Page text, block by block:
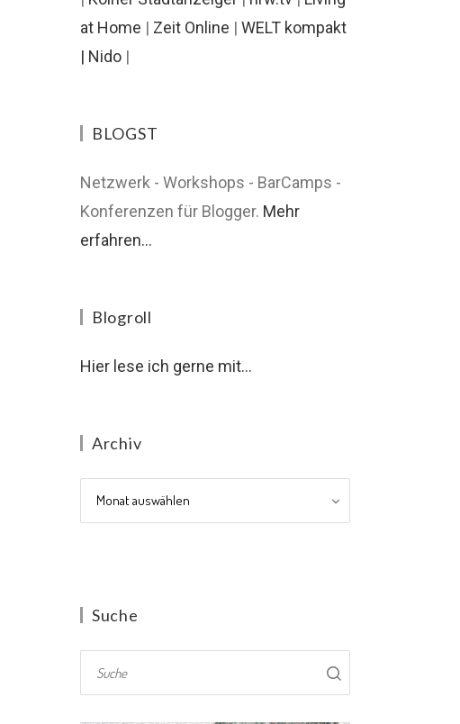
at Home | Zeit Online | WELT kompakt
| Nido |
BLOGST
Netzwerk - Workshops - BarCamps -
Konferenzen für Blogger. Mehr
erfahren...
Blogroll
Hier lese ich gerne mit...
Archiv
Archiv
Suche